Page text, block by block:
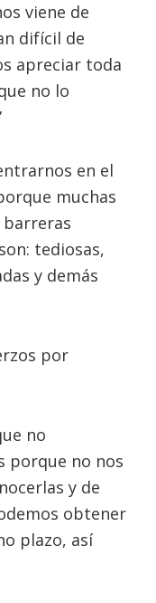
viene de
difícil de
apreciar toda
no lo
en el
muchas
barreras
tediosas,
y demás
por
no
porque no nos
y de
obtener
plazo, así